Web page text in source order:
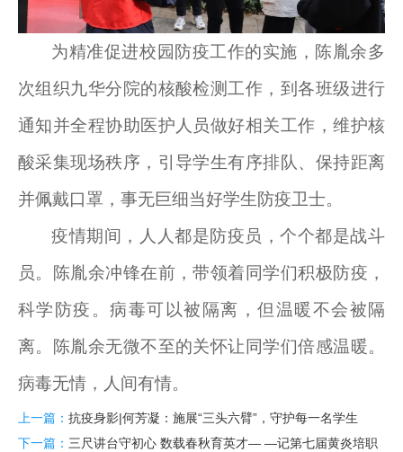
为精准促进校园防疫工作的实施，陈胤余多
次组织九华分院的核酸检测工作，到各班级进行
通知并全程协助医护人员做好相关工作，维护核
酸采集现场秩序，引导学生有序排队、保持距离
并佩戴口罩，事无巨细当好学生防疫卫士。
疫情期间，人人都是防疫员，个个都是战斗
员。陈胤余冲锋在前，带领着同学们积极防疫，
科学防疫。病毒可以被隔离，但温暖不会被隔
离。陈胤余无微不至的关怀让同学们倍感温暖。
病毒无情，人间有情。
上一篇： 抗疫身影|何芳凝：施展“三头六臂”，守护每一名学生
下一篇： 三尺讲台守初心 数载春秋育英才— —记第七届黄炎培职